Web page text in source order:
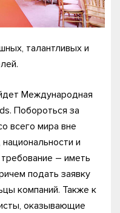
талантливых и
Международная
Побороться за
всего мира вне
и
– иметь
подать заявку
компаний. Также к
оказывающие